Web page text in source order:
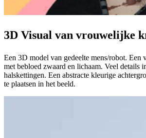
3D Visual van vrouwelijke
Een 3D model van gedeelte mens/robot.
met bebloed zwaard en lichaam. Veel details
halskettingen. Een abstracte kleurige
te plaatsen in het beeld.